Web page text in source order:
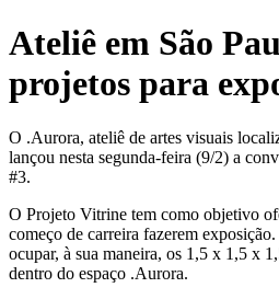
Ateliê em São
projetos para
O .Aurora, ateliê de artes visuais
lançou nesta segunda-feira (9/2) a
#3.
O Projeto Vitrine tem como objetivo
começo de carreira fazerem
ocupar, à sua maneira, os 1,5 x 1,5 x
dentro do espaço .Aurora.